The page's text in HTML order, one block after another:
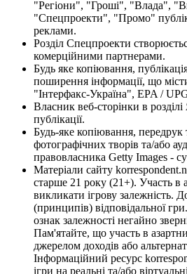
"Регіони", "Гроші", "Влада",
"Спецпроекти", "Промо"
реклами.
Розділ Спецпроекти
комерційними партнерами.
Будь яке копіювання,
поширення інформації, що
"Інтерфакс-Україна", EPA /
Власник веб-сторінки в
публікації.
Будь-яке копіювання, передрук
фотографічних творів та/або
правовласника Getty Images -
Матеріали сайту
старше 21 року (21+). Участь в
викликати ігрову залежність.
(принципів) відповідальної
ознак залежності негайно
Пам'ятайте, що участь в
джерелом доходів або
Інформаційний ресурс
ігри на реальні та/або